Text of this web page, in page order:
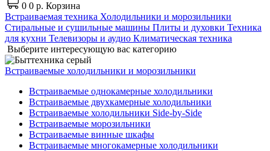
0 0 р. Корзина
Встраиваемая техника Холодильники и морозильники
Стиральные и сушильные машины Плиты и духовки Техника
для кухни Телевизоры и аудио Климатическая техника
Выберите интересующую вас категорию
Встраиваемые холодильники и морозильники
Встраиваемые однокамерные холодильники
Встраиваемые двухкамерные холодильники
Встраиваемые холодильники Side-by-Side
Встраиваемые морозильники
Встраиваемые винные шкафы
Встраиваемые многокамерные холодильники